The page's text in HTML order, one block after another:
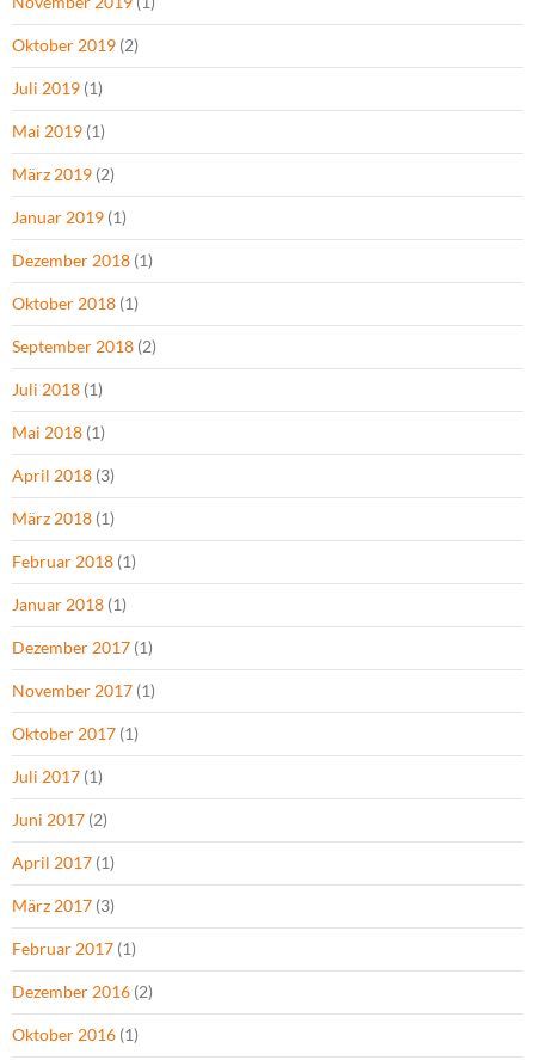
Oktober 2019 (2)
Juli 2019 (1)
Mai 2019 (1)
März 2019 (2)
Januar 2019 (1)
Dezember 2018 (1)
Oktober 2018 (1)
September 2018 (2)
Juli 2018 (1)
Mai 2018 (1)
April 2018 (3)
März 2018 (1)
Februar 2018 (1)
Januar 2018 (1)
Dezember 2017 (1)
November 2017 (1)
Oktober 2017 (1)
Juli 2017 (1)
Juni 2017 (2)
April 2017 (1)
März 2017 (3)
Februar 2017 (1)
Dezember 2016 (2)
Oktober 2016 (1)